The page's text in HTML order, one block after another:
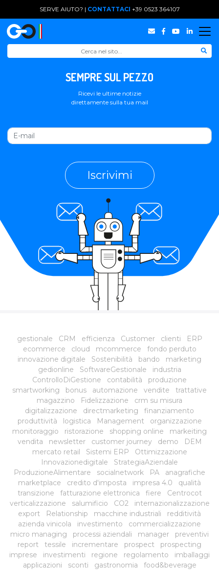
SERVE AIUTO? | CONTATTACI +39 0523 364107
SEMPRE SUL PEZZO
Ricevi le ultime notizie
direttamente sulla tua mail
Iscrivimi
gestionale CRM efficienza Customer clienti
ERP
ecommerce
cloud mcommerce
fondo perduto
innovazione digitale
Sostenibilità bando
marketing
gedionline
SoftwareGestionale
industria
ControlloDiGestione
contabilità
produzione
smartworking
bonus automazione vendite
trattative
magazzino
Fidelizzazione
crm su misura
digitalizzazione
directmarketing
finanziamento
produttività
logistica Management
organizzazione
monitoraggio
ristorazione shopping online
markeiting
vendita
newsletter customer journey demo
DEM
mercato retail
Sistemi ERP
Ottimizzazione
Innovazionedigitale
StrategiaAziendale
ProduzioneAlimentare
socialnetwork PA
anagrafiche
marketplace
credito d'imposta impresa 4.0
qualità
transizione
fatturazione elettronica fiere
Centrocot
verticalizzazione
salumificio CO2
internazionalizzazione
export
Relationship macchine industriali
redditività
azienda vinicola
investimento
commercializzazione
micro managing
processi aziendali manager
preventivi
report
tessile incrementare prospect
prospecting
imprese
investimenti regione regolamento
imballaggi
applicazioni
sconti gastronomia
food&beverage